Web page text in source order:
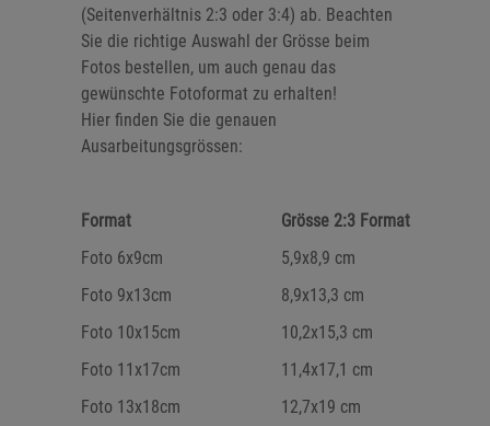
(Seitenverhältnis 2:3 oder 3:4) ab. Beachten
Sie die richtige Auswahl der Grösse beim
Fotos bestellen, um auch genau das
gewünschte Fotoformat zu erhalten!
Hier finden Sie die genauen
Ausarbeitungsgrössen:
Format
Grösse 2:3 Format
Foto 6x9cm
5,9x8,9 cm
Foto 9x13cm
8,9x13,3 cm
Foto 10x15cm
10,2x15,3 cm
Foto 11x17cm
11,4x17,1 cm
Foto 13x18cm
12,7x19 cm